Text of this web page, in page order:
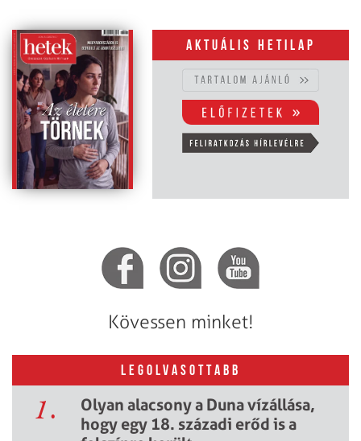
Aktuális hetilap
Kövessen minket!
LEGOLVASOTTABB
1.
Olyan alacsony a Duna vízállása,
hogy egy 18. századi erőd is a